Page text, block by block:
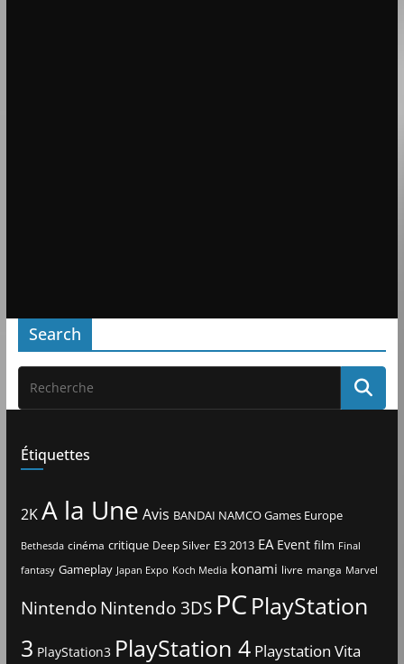
Search
Étiquettes
2KA la Une Avis BANDAI NAMCO Games Europe
Bethesda cinéma critique Deep Silver E3 2013 EA Event film Final
fantasy Gameplay Japan Expo Koch Media konami livre manga Marvel
Nintendo Nintendo 3DS PCPlayStation
3 PlayStation3 PlayStation 4 Playstation Vita